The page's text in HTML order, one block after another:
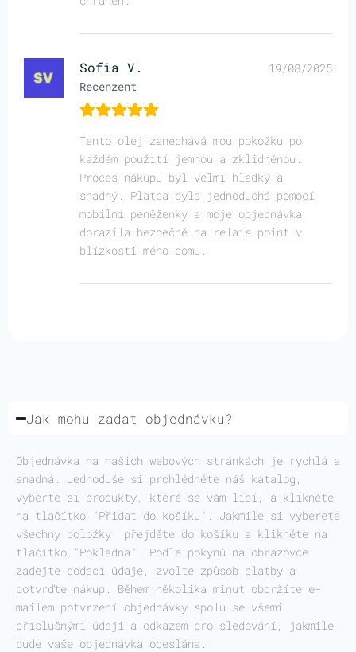
Sofia V.
Recenzent
19/08/2025
Tento olej zanechává mou pokožku po
každém použití jemnou a zklidněnou.
Proces nákupu byl velmi hladký a
snadný. Platba byla jednoduchá pomocí
mobilní peněženky a moje objednávka
dorazila bezpečně na relais point v
blízkosti mého domu.
Jak mohu zadat objednávku?
Objednávka na našich webových stránkách je rychlá a
snadná. Jednoduše si prohlédněte náš katalog,
vyberte si produkty, které se vám líbí, a klikněte
na tlačítko "Přidat do košíku". Jakmile si vyberete
všechny položky, přejděte do košíku a klikněte na
tlačítko "Pokladna". Podle pokynů na obrazovce
zadejte dodací údaje, zvolte způsob platby a
potvrďte nákup. Během několika minut obdržíte e-
mailem potvrzení objednávky spolu se všemi
příslušnými údaji a odkazem pro sledování, jakmile
bude vaše objednávka odeslána.